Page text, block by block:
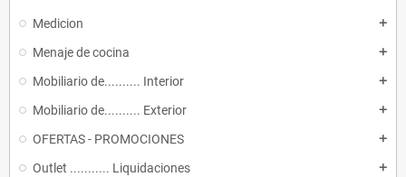
Medicion add
Menaje de cocina add
Mobiliario de.......... Interior add
Mobiliario de.......... Exterior add
OFERTAS - PROMOCIONES add
Outlet ........... Liquidaciones add